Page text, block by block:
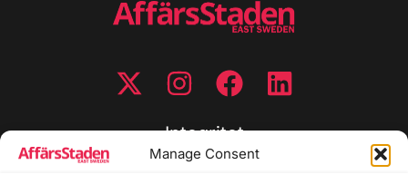
Manage Consent
Integritet